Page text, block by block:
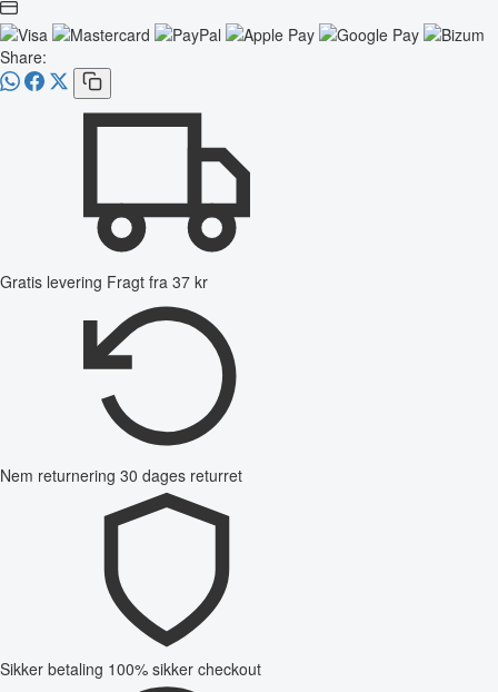
Share:
Gratis levering Fragt fra 37 kr
Nem returnering 30 dages returret
Sikker betaling 100% sikker checkout